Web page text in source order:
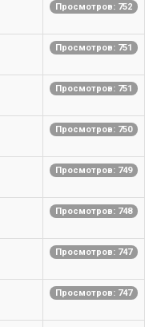
Просмотров: 752
Просмотров: 751
Просмотров: 751
Просмотров: 750
Просмотров: 749
Просмотров: 748
Просмотров: 747
Просмотров: 747